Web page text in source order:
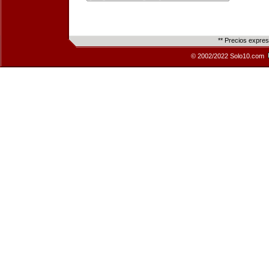
** Precios
© 2002/2022 Solo10.com